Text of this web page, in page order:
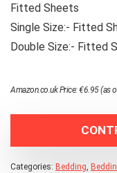
Fitted Sheets
Single Size:- Fitted
Double Size:- Fitted
Amazon.co.uk Price:€6.95(as
Categories: Bedding